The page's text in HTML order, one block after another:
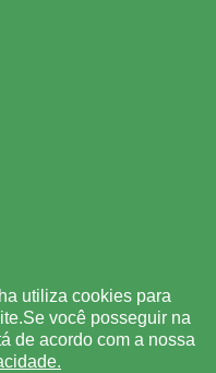
utiliza cookies para
você posseguir na
de acordo com a nossa